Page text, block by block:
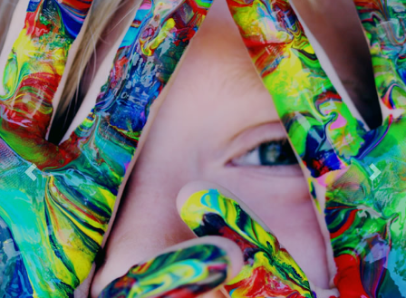
Previous Next